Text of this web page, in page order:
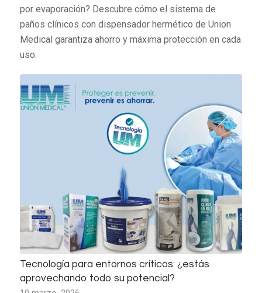
por evaporación? Descubre cómo el sistema de
paños clínicos con dispensador hermético de Union
Medical garantiza ahorro y máxima protección en cada
uso.
Tecnología para entornos críticos: ¿estás
aprovechando todo su potencial?